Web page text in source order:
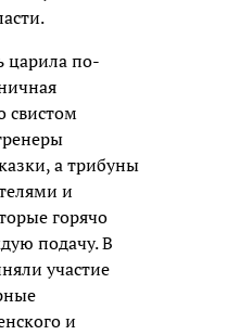
царила по-
свистом
а трибуны
и
горячо
подачу. В
участие
и